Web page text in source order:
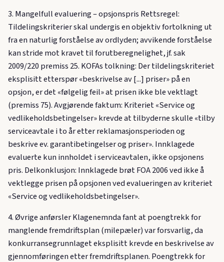
3. Mangelfull evaluering – opsjonspris Rettsregel:
Tildelingskriterier skal undergis en objektiv fortolkning ut
fra en naturlig forståelse av ordlyden; avvikende forståelse
kan stride mot kravet til forutberegnelighet, jf. sak
2009/220 premiss 25. KOFAs tolkning: Der tildelingskriteriet
eksplisitt etterspør «beskrivelse av [...] priser» på en
opsjon, er det «følgelig feil» at prisen ikke ble vektlagt
(premiss 75). Avgjørende faktum: Kriteriet «Service og
vedlikeholdsbetingelser» krevde at tilbyderne skulle «tilby
serviceavtale i to år etter reklamasjonsperioden og
beskrive ev. garantibetingelser og priser». Innklagede
evaluerte kun innholdet i serviceavtalen, ikke opsjonens
pris. Delkonklusjon: Innklagede brøt FOA 2006 ved ikke å
vektlegge prisen på opsjonen ved evalueringen av kriteriet
«Service og vedlikeholdsbetingelser».
4. Øvrige anførsler Klagenemnda fant at poengtrekk for
manglende fremdriftsplan (milepæler) var forsvarlig, da
konkurransegrunnlaget eksplisitt krevde en beskrivelse av
gjennomføringen etter fremdriftsplanen. Poengtrekk for